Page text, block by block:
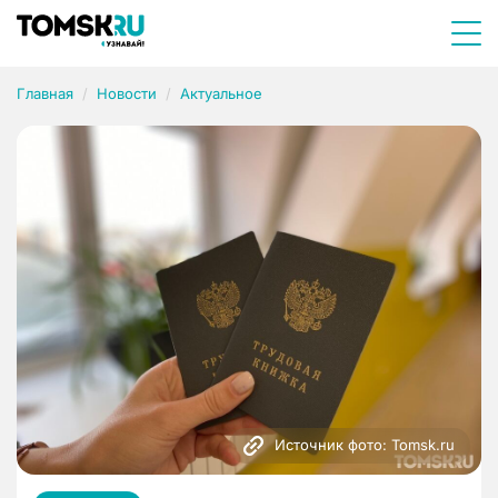
Главная Новости Актуальное
Источник фото: Tomsk.ru